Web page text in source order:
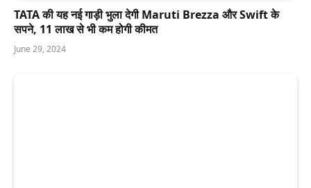
TATA की यह नई गाड़ी भुला देगी Maruti Brezza और Swift के
सपने, 11 लाख से भी कम होगी कीमत
June 29, 2024